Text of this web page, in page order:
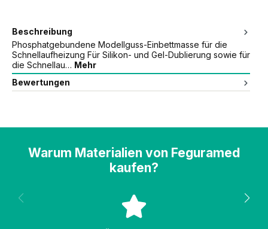
Beschreibung
Phosphatgebundene Modellguss-Einbettmasse für die
Schnellaufheizung Für Silikon- und Gel-Dublierung sowie für
die Schnellau… Mehr
Bewertungen
Warum Materialien von Feguramed
kaufen?